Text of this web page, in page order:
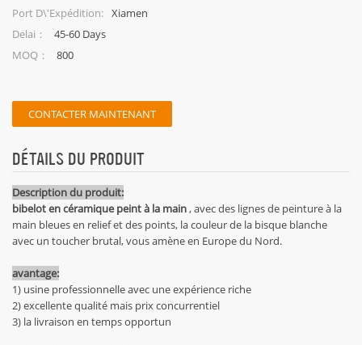
Port D\'expédition: Xiamen
Delai：
45-60 Days
MOQ：
800
CONTACTER MAINTENANT
DÉTAILS DU PRODUIT
Description du produit:
bibelot en céramique peint à la main , avec des lignes de peinture à la
main bleues en relief et des points, la couleur de la bisque blanche
avec un toucher brutal, vous amène en Europe du Nord.
avantage:
1) usine professionnelle avec une expérience riche
2) excellente qualité mais prix concurrentiel
3) la livraison en temps opportun